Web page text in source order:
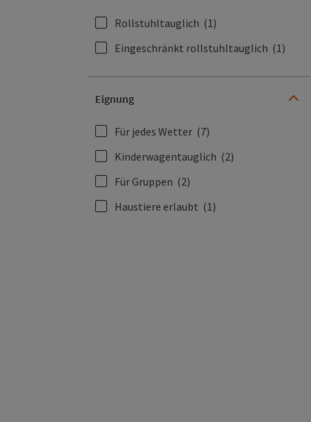
Rollstuhltauglich (1)
Eingeschränkt rollstuhltauglich (1)
Eignung
Für jedes Wetter (7)
Kinderwagentauglich (2)
Für Gruppen (2)
Haustiere erlaubt (1)